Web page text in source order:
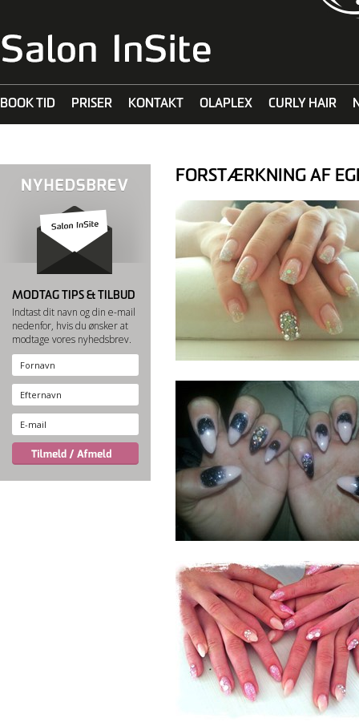
BOOK TID PRISER KONTAKT OLAPLEX CURLY HAIR
MODTAG TIPS & TILBUD
Indtast dit navn og din e-mail
nedenfor, hvis du ønsker at
modtage vores nyhedsbrev.
FORSTÆRKNING AF